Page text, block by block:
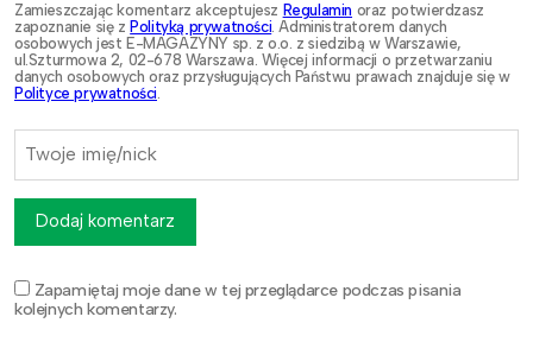
Zamieszczając komentarz akceptujesz Regulamin oraz potwierdzasz
zapoznanie się z Polityką prywatności. Administratorem danych
osobowych jest E-MAGAZYNY sp. z o.o. z siedzibą w Warszawie,
ul.Szturmowa 2, 02-678 Warszawa. Więcej informacji o przetwarzaniu
danych osobowych oraz przysługujących Państwu prawach znajduje się w
Polityce prywatności.
Zapamiętaj moje dane w tej przeglądarce podczas pisania
kolejnych komentarzy.
Dodaj komentarz